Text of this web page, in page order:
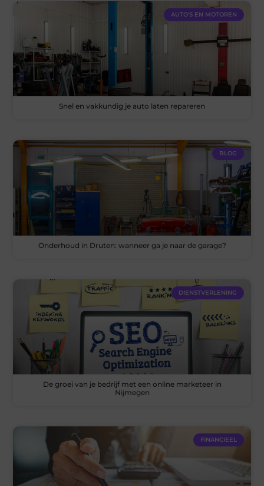
AUTO'S EN MOTOREN
Snel en vakkundig je auto laten repareren
BLOG
Onderhoud in Druten: wanneer ga je naar de garage?
DIENSTVERLENING
De groei van je bedrijf met een online marketeer in
Nijmegen
FINANCIEEL